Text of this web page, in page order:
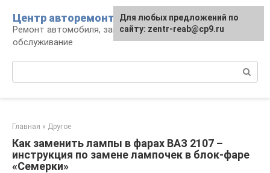
контенту
Центр авторемонта
Ремонт автомобиля, запчасти и
обслуживание
Главная » Другое
Как заменить лампы в фарах ВАЗ 2107 –
инструкция по замене лампочек в блок-фаре
«Семерки»
Для любых предложений по
сайту: zentr-reab@cp9.ru